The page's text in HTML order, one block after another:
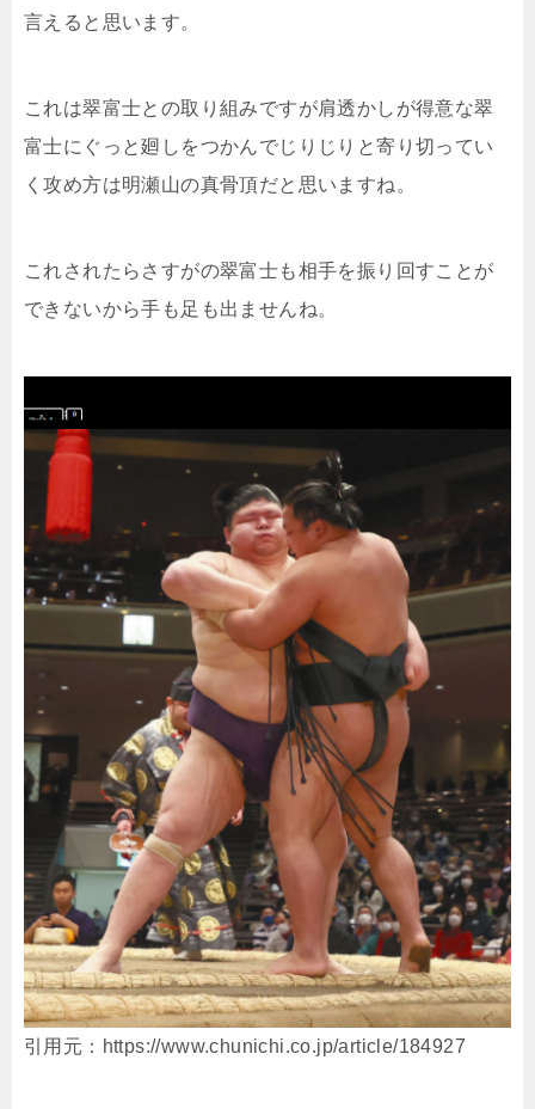
言えると思います。
これは翠富士との取り組みですが肩透かしが得意な翠
富士にぐっと廻しをつかんでじりじりと寄り切ってい
く攻め方は明瀬山の真骨頂だと思いますね。
これされたらさすがの翠富士も相手を振り回すことが
できないから手も足も出ませんね。
引用元：https://www.chunichi.co.jp/article/184927